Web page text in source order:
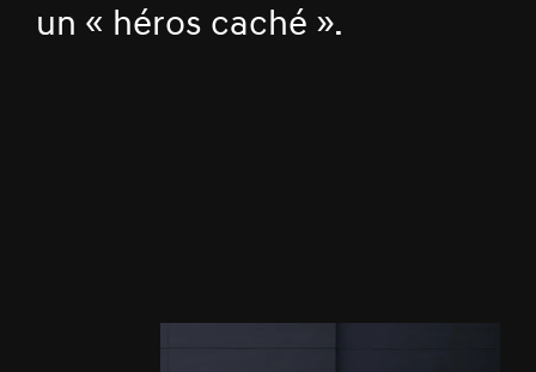
un « héros caché ».